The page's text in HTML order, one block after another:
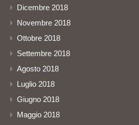
Dicembre 2018
Novembre 2018
Ottobre 2018
Settembre 2018
Agosto 2018
Luglio 2018
Giugno 2018
Maggio 2018